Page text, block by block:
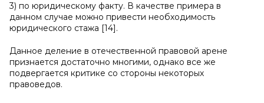
3) по юридическому факту. В качестве примера в
данном случае можно привести необходимость
юридического стажа [14].
Данное деление в отечественной правовой арене
признается достаточно многими, однако все же
подвергается критике со стороны некоторых
правоведов.